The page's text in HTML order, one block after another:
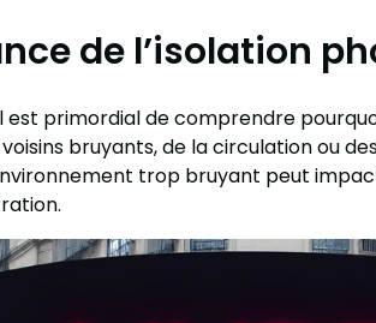
de l’isolation
est primordial de comprendre
bruyants, de la circulation ou
trop bruyant peut